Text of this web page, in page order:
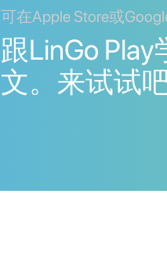
可在Apple Store或
跟LinGo
文。来试试吧